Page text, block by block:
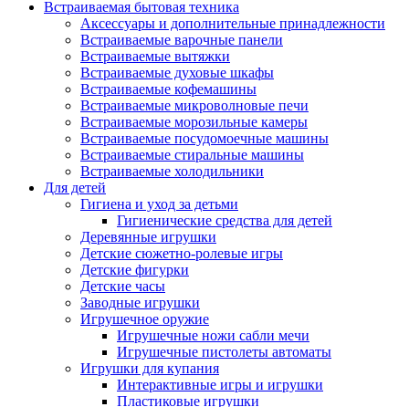
Встраиваемая бытовая техника
Аксессуары и дополнительные принадлежности
Встраиваемые варочные панели
Встраиваемые вытяжки
Встраиваемые духовые шкафы
Встраиваемые кофемашины
Встраиваемые микроволновые печи
Встраиваемые морозильные камеры
Встраиваемые посудомоечные машины
Встраиваемые стиральные машины
Встраиваемые холодильники
Для детей
Гигиена и уход за детьми
Гигиенические средства для детей
Деревянные игрушки
Детские сюжетно-ролевые игры
Детские фигурки
Детские часы
Заводные игрушки
Игрушечное оружие
Игрушечные ножи сабли мечи
Игрушечные пистолеты автоматы
Игрушки для купания
Интерактивные игры и игрушки
Пластиковые игрушки